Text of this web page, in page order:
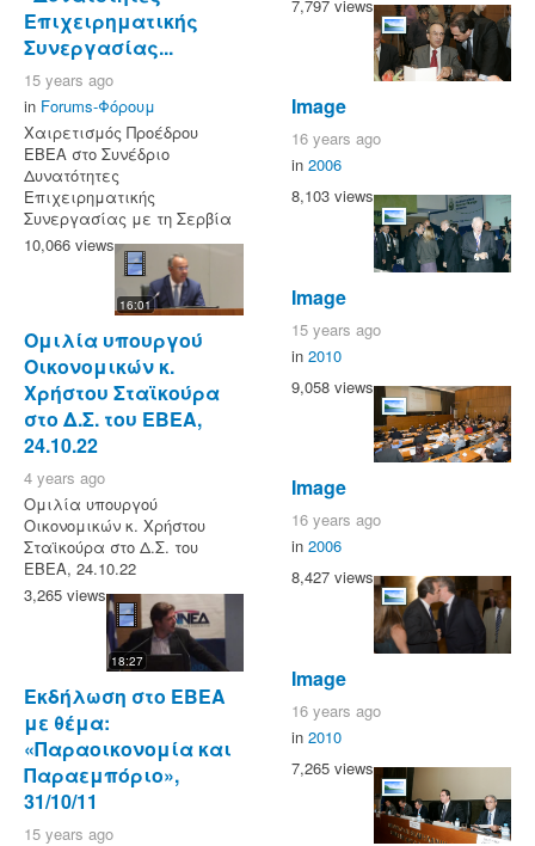
Επιχειρηματικής
Συνεργασίας...
15 years ago
in Forums-Φόρουμ
Χαιρετισμός Προέδρου
ΕΒΕΑ στο Συνέδριο
Δυνατότητες
Επιχειρηματικής
Συνεργασίας με τη Σερβία
10,066 views
16:01
Ομιλία υπουργού
Οικονομικών κ.
Χρήστου Σταϊκούρα
στο Δ.Σ. του ΕΒΕΑ,
24.10.22
4 years ago
Ομιλία υπουργού
Οικονομικών κ. Χρήστου
Σταϊκούρα στο Δ.Σ. του
ΕΒΕΑ, 24.10.22
3,265 views
18:27
Εκδήλωση στο ΕΒΕΑ
με θέμα:
«Παραοικονομία και
Παραεμπόριο»,
31/10/11
15 years ago
7,797 views
Image
16 years ago
in 2006
8,103 views
Image
15 years ago
in 2010
9,058 views
Image
16 years ago
in 2006
8,427 views
Image
16 years ago
in 2010
7,265 views